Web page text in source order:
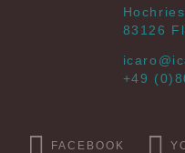
83126
+49
FACEBOOK